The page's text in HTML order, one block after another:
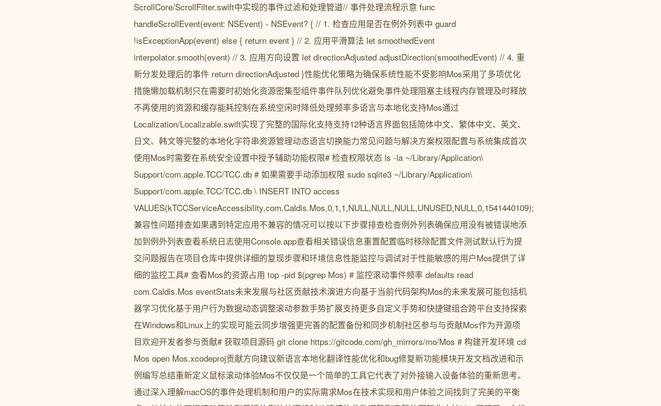
ScrollCore/ScrollFilter.swift中实现的事件过滤和处理管道// 事件处理流程示意 func
handleScrollEvent(event: NSEvent) - NSEvent? { // 1. 检查应用是否在例外列表中 guard
!isExceptionApp(event) else { return event } // 2. 应用平滑算法 let smoothedEvent
interpolator.smooth(event) // 3. 应用方向设置 let directionAdjusted adjustDirection(smoothedEvent) // 4. 重
新分发处理后的事件 return directionAdjusted }性能优化策略为确保系统性能不受影响Mos采用了多项优化
措施懒加载机制只在需要时初始化资源密集型组件事件队列优化避免事件处理阻塞主线程内存管理及时释放
不再使用的资源和缓存能耗控制在系统空闲时降低处理频率多语言与本地化支持Mos通过
Localization/Localizable.swift实现了完整的国际化支持支持12种语言界面包括简体中文、繁体中文、英文、
日文、韩文等完整的本地化字符串资源管理动态语言切换能力常见问题与解决方案权限配置与系统集成首次
使用Mos时需要在系统安全设置中授予辅助功能权限# 检查权限状态 ls -la ~/Library/Application\
Support/com.apple.TCC/TCC.db # 如果需要手动添加权限 sudo sqlite3 ~/Library/Application\
Support/com.apple.TCC/TCC.db \ INSERT INTO access
VALUES(kTCCServiceAccessibility,com.Caldis.Mos,0,1,1,NULL,NULL,NULL,UNUSED,NULL,0,1541440109);
兼容性问题排查如果遇到特定应用不兼容的情况可以按以下步骤排查检查例外列表确保应用没有被错误地添
加到例外列表查看系统日志使用Console.app查看相关错误信息重置配置临时移除配置文件测试默认行为提
交问题报告在项目仓库中提供详细的复现步骤和环境信息性能监控与调试对于性能敏感的用户Mos提供了详
细的监控工具# 查看Mos的资源占用 top -pid $(pgrep Mos) # 监控滚动事件频率 defaults read
com.Caldis.Mos eventStats未来发展与社区贡献技术演进方向基于当前代码架构Mos的未来发展可能包括机
器学习优化基于用户行为数据动态调整滚动参数手势扩展支持更多自定义手势和快捷键组合跨平台支持探索
在Windows和Linux上的实现可能云同步增强更完善的配置备份和同步机制社区参与与贡献Mos作为开源项
目欢迎开发者参与贡献# 获取项目源码 git clone https://gitcode.com/gh_mirrors/mo/Mos # 构建开发环境 cd
Mos open Mos.xcodeproj贡献方向建议新语言本地化翻译性能优化和bug修复新功能模块开发文档改进和示
例编写总结重新定义鼠标滚动体验Mos不仅仅是一个简单的工具它代表了对外接输入设备体验的重新思考。
通过深入理解macOS的事件处理机制和用户的实际需求Mos在技术实现和用户体验之间找到了完美的平衡